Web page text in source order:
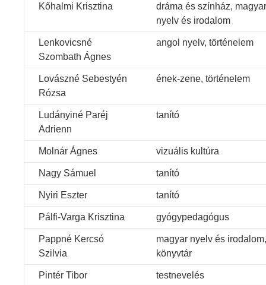
Kőhalmi Krisztina
dráma és színház, magyar
nyelv és irodalom
Lenkovicsné
Szombath Ágnes
angol nyelv, történelem
Lovászné Sebestyén
Rózsa
ének-zene, történelem
Ludányiné Paréj
Adrienn
tanító
Molnár Ágnes vizuális kultúra
Nagy Sámuel tanító
Nyiri Eszter tanító
Pálfi-Varga Krisztina gyógypedagógus
Pappné Kercsó
Szilvia
magyar nyelv és irodalom,
könyvtár
Pintér Tibor testnevelés